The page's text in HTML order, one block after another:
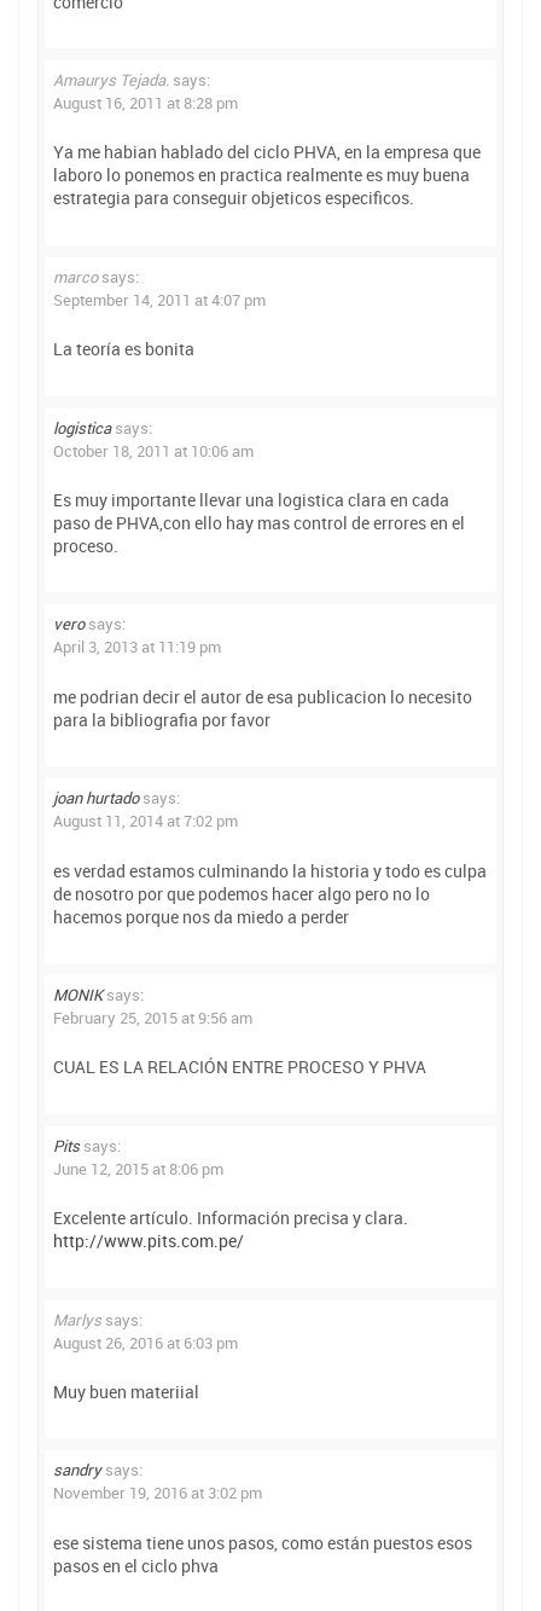
Amaurys Tejada. says:
August 16, 2011 at 8:28 pm
Ya me habian hablado del ciclo PHVA, en la empresa que
laboro lo ponemos en practica realmente es muy buena
estrategia para conseguir objeticos especificos.
marco says:
September 14, 2011 at 4:07 pm
La teoría es bonita
logistica says:
October 18, 2011 at 10:06 am
Es muy importante llevar una logistica clara en cada
paso de PHVA,con ello hay mas control de errores en el
proceso.
vero says:
April 3, 2013 at 11:19 pm
me podrian decir el autor de esa publicacion lo necesito
para la bibliografia por favor
joan hurtado says:
August 11, 2014 at 7:02 pm
es verdad estamos culminando la historia y todo es culpa
de nosotro por que podemos hacer algo pero no lo
hacemos porque nos da miedo a perder
MONIK says:
February 25, 2015 at 9:56 am
CUAL ES LA RELACIÓN ENTRE PROCESO Y PHVA
Pits says:
June 12, 2015 at 8:06 pm
Excelente artículo. Información precisa y clara.
http://www.pits.com.pe/
Marlys says:
August 26, 2016 at 6:03 pm
Muy buen materiial
sandry says:
November 19, 2016 at 3:02 pm
ese sistema tiene unos pasos, como están puestos esos
pasos en el ciclo phva